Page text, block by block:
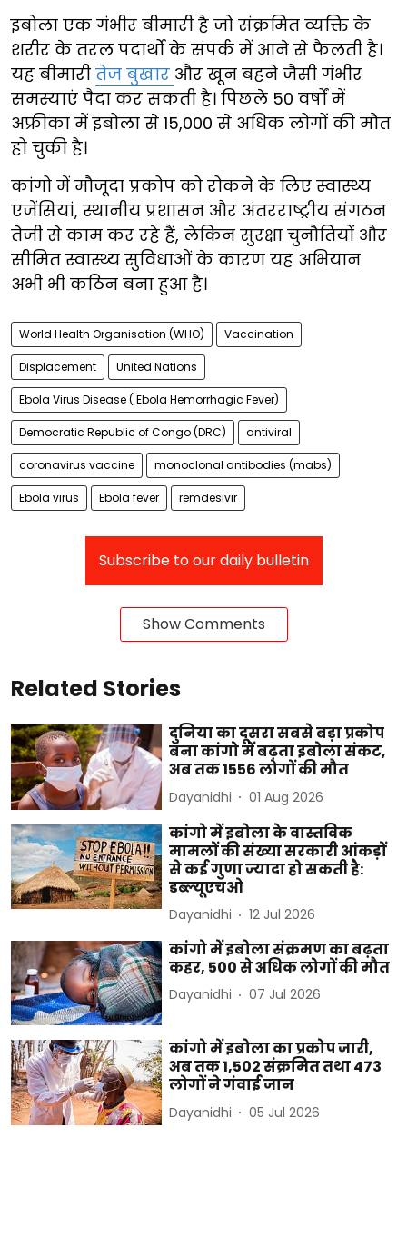
इबोला एक गंभीर बीमारी है जो संक्रमित व्यक्ति के
शरीर के तरल पदार्थों के संपर्क में आने से फैलती है।
यह बीमारी तेज बुखार और खून बहने जैसी गंभीर
समस्याएं पैदा कर सकती है। पिछले 50 वर्षों में
अफ्रीका में इबोला से 15,000 से अधिक लोगों की मौत
हो चुकी है।
कांगो में मौजूदा प्रकोप को रोकने के लिए स्वास्थ्य
एजेंसियां, स्थानीय प्रशासन और अंतरराष्ट्रीय संगठन
तेजी से काम कर रहे हैं, लेकिन सुरक्षा चुनौतियों और
सीमित स्वास्थ्य सुविधाओं के कारण यह अभियान
अभी भी कठिन बना हुआ है।
World Health Organisation (WHO) Vaccination
Displacement United Nations
Ebola Virus Disease ( Ebola Hemorrhagic Fever)
Democratic Republic of Congo (DRC) antiviral
coronavirus vaccine monoclonal antibodies (mabs)
Ebola virus Ebola fever remdesivir
Subscribe to our daily bulletin
Show Comments
Related Stories
दुनिया का दूसरा सबसे बड़ा प्रकोप
बना कांगो में बढ़ता इबोला संकट,
अब तक 1556 लोगों की मौत
Dayanidhi 01 Aug 2026
कांगो में इबोला के वास्तविक
मामलों की संख्या सरकारी आंकड़ों
से कई गुणा ज्यादा हो सकती है:
डब्ल्यूएचओ
Dayanidhi 12 Jul 2026
कांगो में इबोला संक्रमण का बढ़ता
कहर, 500 से अधिक लोगों की मौत
Dayanidhi 07 Jul 2026
कांगो में इबोला का प्रकोप जारी,
अब तक 1,502 संक्रमित तथा 473
लोगों ने गंवाई जान
Dayanidhi 05 Jul 2026